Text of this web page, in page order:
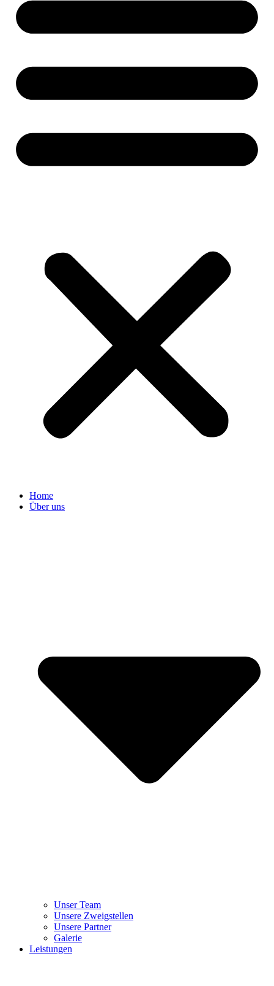
Home
Über uns
Unser Team
Unsere Zweigstellen
Unsere Partner
Galerie
Leistungen